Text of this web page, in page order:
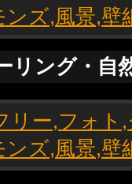
リング・自